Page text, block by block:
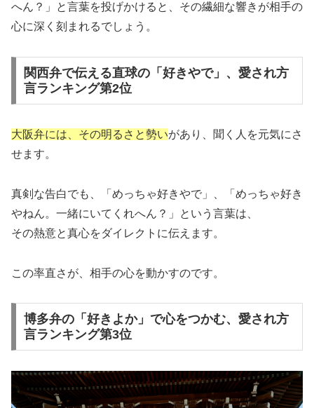
へん？」と言葉を投げかけると、その繊細な響きが相手の
心に深く刻まれるでしょう。
関西弁で伝える直球の「好きやで」、愛され方
言ランキング第2位
大阪弁には、その明るさと勢いがあり、聞く人を元気にさ
せます。
真剣な告白でも、「めっちゃ好きやで」、「めっちゃ好き
やねん。一緒にいてくれへん？」という言葉は、
その熱意と真心をダイレクトに伝えます。
この率直さが、相手の心を動かすのです。
博多弁の「好きよか」で心をつかむ、愛され方
言ランキング第3位